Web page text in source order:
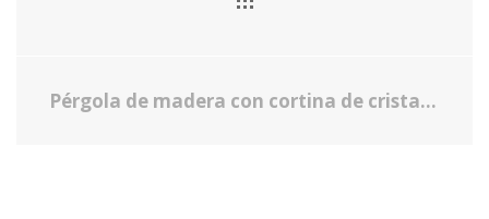
Pérgola de madera con cortina de cristal